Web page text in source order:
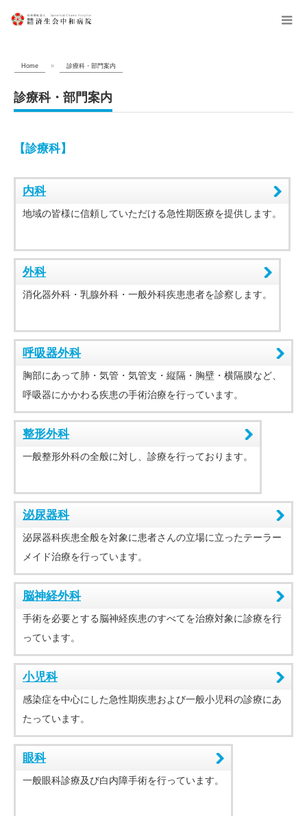
menu
Home » 診療科・部門案内
診療科・部門案内
【診療科】
内科
地域の皆様に信頼していただける急性期医療を提供します。
外科
消化器外科・乳腺外科・一般外科疾患患者を診察します。
呼吸器外科
胸部にあって肺・気管・気管支・縦隔・胸壁・横隔膜など、
呼吸器にかかわる疾患の手術治療を行っています。
整形外科
一般整形外科の全般に対し、診療を行っております。
泌尿器科
泌尿器科疾患全般を対象に患者さんの立場に立ったテーラー
メイド治療を行っています。
脳神経外科
手術を必要とする脳神経疾患のすべてを治療対象に診療を行
っています。
小児科
感染症を中心にした急性期疾患および一般小児科の診療にあ
たっています。
眼科
一般眼科診療及び白内障手術を行っています。